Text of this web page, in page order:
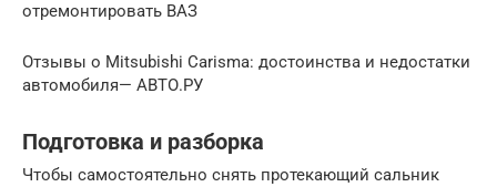
отремонтировать ВАЗ
Отзывы о Mitsubishi Carisma: достоинства и недостатки
автомобиля— АВТО.РУ
Подготовка и разборка
Чтобы самостоятельно снять протекающий сальник